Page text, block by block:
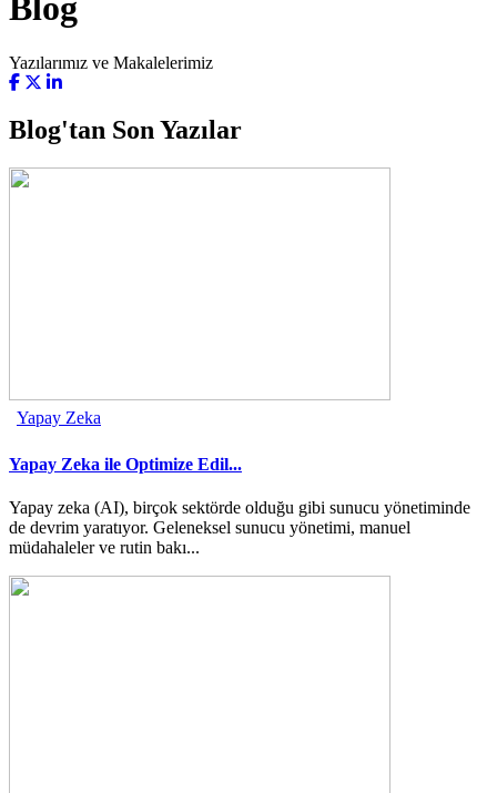
Blog
Yazılarımız ve Makalelerimiz
Blog'tan Son Yazılar
Yapay Zeka
Yapay Zeka ile Optimize Edil...
Yapay zeka (AI), birçok sektörde olduğu gibi sunucu yönetiminde
de devrim yaratıyor. Geleneksel sunucu yönetimi, manuel
müdahaleler ve rutin bakı...